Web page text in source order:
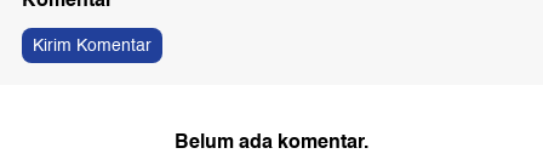
Kirim Komentar
Belum ada komentar.